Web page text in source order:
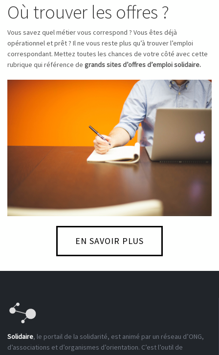
Où trouver les offres ?
Vous savez quel métier vous correspond ? Vous êtes déjà
opérationnel et prêt ? Il ne vous reste plus qu’à trouver l’emploi
correspondant. Mettez toutes les chances de votre côté avec cette
rubrique qui référence de grands sites d’offres d’emploi solidaire.
EN SAVOIR PLUS
Solidaire, le portail de la solidarité, est animé par un réseau d’ONG,
d’associations et d’organismes d’orientation. C’est l’outil de